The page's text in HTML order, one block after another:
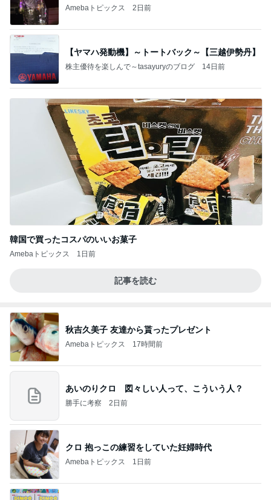
Amebaトピックス 2日前
【ヤマハ発動機】～トートバック～【三越伊勢丹】
株主優待を楽しんで～tasayuryのブログ 14日前
韓国で買ったコスパのいいお菓子
Amebaトピックス 1日前
記事を読む
秋吉久美子 友達から貰ったプレゼント
Amebaトピックス 17時間前
あいのりクロ 図々しい人って、こういう人？
勝手に考察 2日前
クロ 抱っこの練習をしていた妊婦時代
Amebaトピックス 1日前